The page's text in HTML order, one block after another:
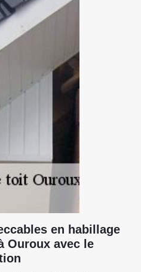
en habillage
Ouroux avec le